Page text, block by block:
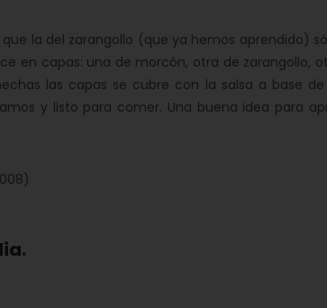
la del zarangollo (que ya hemos aprendido)
en capas: una de morcón, otra de zarangollo,
las capas se cubre con la salsa a base
y listo para comer. Una buena idea para